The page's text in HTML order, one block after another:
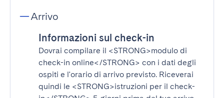
Arrivo
Informazioni sul check-in
Dovrai compilare il <STRONG>modulo di
check-in online</STRONG> con i dati degli
ospiti e l'orario di arrivo previsto. Riceverai
quindi le <STRONG>istruzioni per il check-